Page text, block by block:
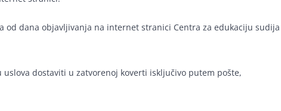
od dana objavljivanja na internet stranici Centra za edukaciju sudija
dostaviti u zatvorenoj koverti isključivo putem pošte,